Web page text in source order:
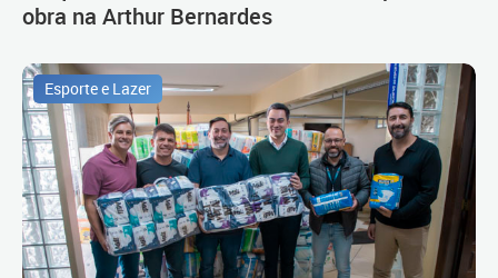
obra na Arthur Bernardes
Esporte e Lazer